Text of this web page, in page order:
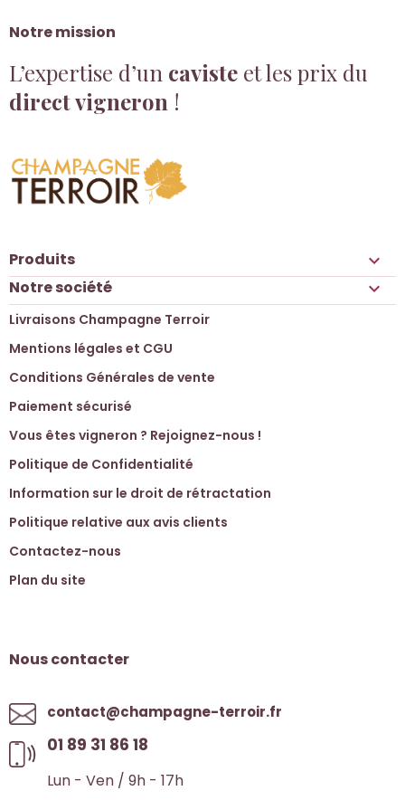
Notre mission
L’expertise d’un caviste et les prix du
direct vigneron !
Produits 
Notre société 
Livraisons Champagne Terroir
Mentions légales et CGU
Conditions Générales de vente
Paiement sécurisé
Vous êtes vigneron ? Rejoignez-nous !
Politique de Confidentialité
Information sur le droit de rétractation
Politique relative aux avis clients
Contactez-nous
Plan du site
Nous contacter
contact@champagne-terroir.fr
01 89 31 86 18
Lun - Ven / 9h - 17h